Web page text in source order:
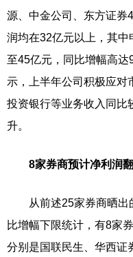
源、中金公司、东方证券
润均在32亿元以上，其
至45亿元，同比增幅高
示，上半年公司积极应对
投资银行等业务收入同比
升。
8家券商预计净利润翻
从前述25家券商晒出的
比增幅下限统计，有8家
分别是国联民生、华西证